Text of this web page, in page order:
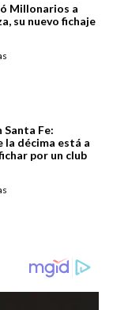
Millonarios a
su nuevo fichaje
Santa Fe:
la décima está a
por un club